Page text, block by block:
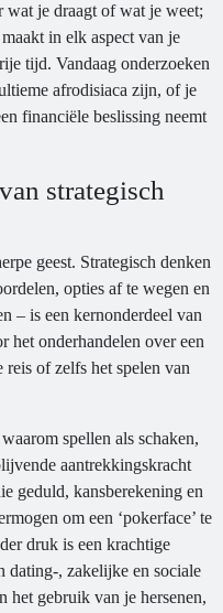
wat je draagt of wat je weet;
in elk aspect van je
tijd. Vandaag onderzoeken
afrodisiaca zijn, of je
financiële beslissing neemt
strategisch
geest. Strategisch denken
opties af te wegen en
– is een kernonderdeel van
onderhandelen over een
reis of zelfs het spelen van
spellen als schaken,
aantrekkingskracht
geduld, kansberekening en
om een ‘pokerface’ te
druk is een krachtige
dating-, zakelijke en sociale
het gebruik van je hersenen,